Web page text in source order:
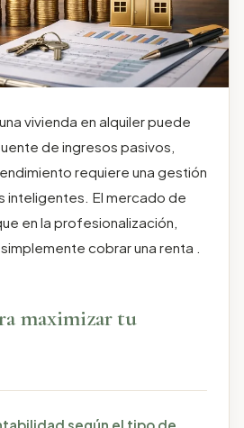
vivienda en alquiler puede
de ingresos pasivos,
requiere una gestión
inteligentes. El mercado de
en la profesionalización,
cobrar una renta .
maximizar tu